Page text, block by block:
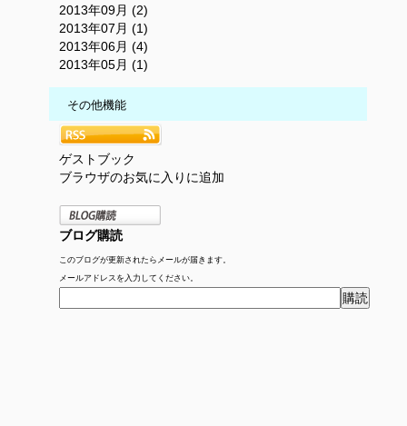
2013年09月 (2)
2013年07月 (1)
2013年06月 (4)
2013年05月 (1)
その他機能
ゲストブック
ブラウザのお気に入りに追加
ブログ購読
このブログが更新されたらメールが届きます。
メールアドレスを入力してください。